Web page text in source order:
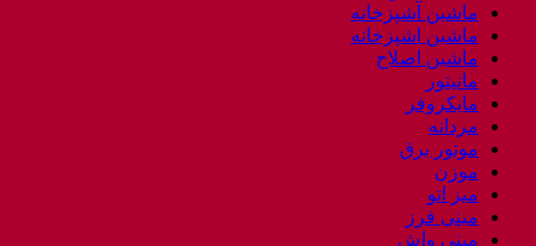
ماشین آشپزخانه
ماشین اشپزخانه
ماشین اصلاح
مانیتور
مایکروفر
مردانه
موتور برق
موزن
میز اتو
مینی فرز
مینی واش